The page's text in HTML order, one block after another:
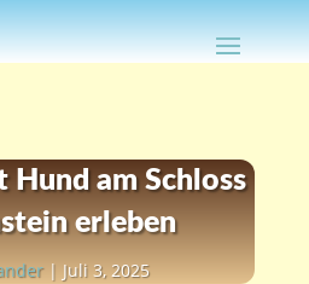
Hund am Schloss
erleben
| Juli 3, 2025